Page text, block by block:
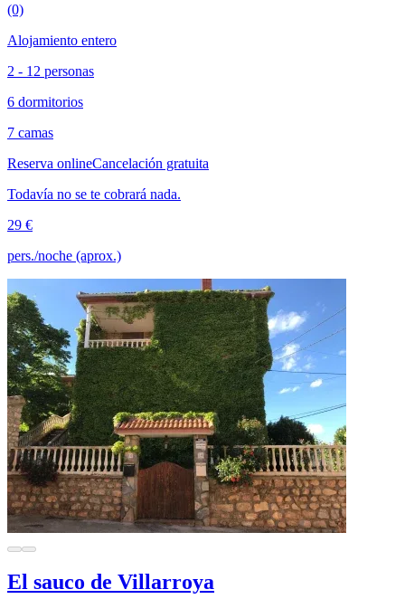
(0)
Alojamiento entero
2 - 12 personas
6 dormitorios
7 camas
Reserva onlineCancelación gratuita
Todavía no se te cobrará nada.
29 €
pers./noche (aprox.)
El sauco de Villarroya